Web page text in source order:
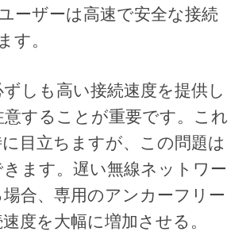
ーザーは高速で安全な接続
す。
しも高い接続速度を提供し
することが重要です。これ
目立ちますが、この問題は
ます。遅い無線ネットワー
合、専用のアンカーフリー
度を大幅に増加させる。